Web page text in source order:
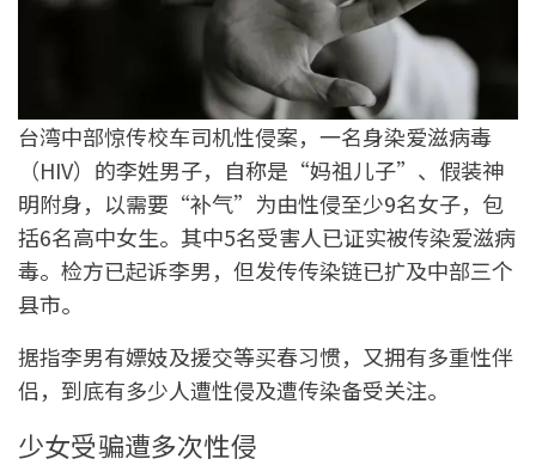
台湾中部惊传校车司机性侵案，一名身染爱滋病毒
（HIV）的李姓男子，自称是“妈祖儿子”、假装神
明附身，以需要“补气”为由性侵至少9名女子，包
括6名高中女生。其中5名受害人已证实被传染爱滋病
毒。检方已起诉李男，但发传传染链已扩及中部三个
县市。
据指李男有嫖妓及援交等买春习惯，又拥有多重性伴
侣，到底有多少人遭性侵及遭传染备受关注。
少女受骗遭多次性侵